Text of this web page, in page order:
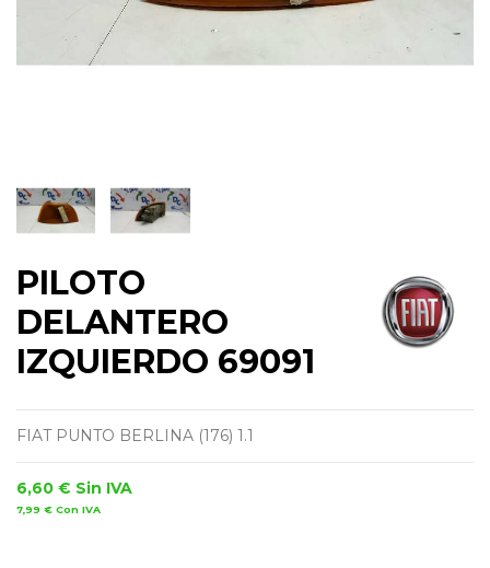
PILOTO
DELANTERO
IZQUIERDO 69091
FIAT PUNTO BERLINA (176) 1.1
6,60 € Sin IVA
7,99 € Con IVA